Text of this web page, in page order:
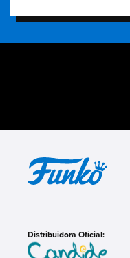
Distribuidora Oficial: